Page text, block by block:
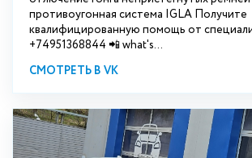
противоугонная система IGLA Получите
квалифицированную помощь от
+74951368844 📲 what's...
СМОТРЕТЬ В VK